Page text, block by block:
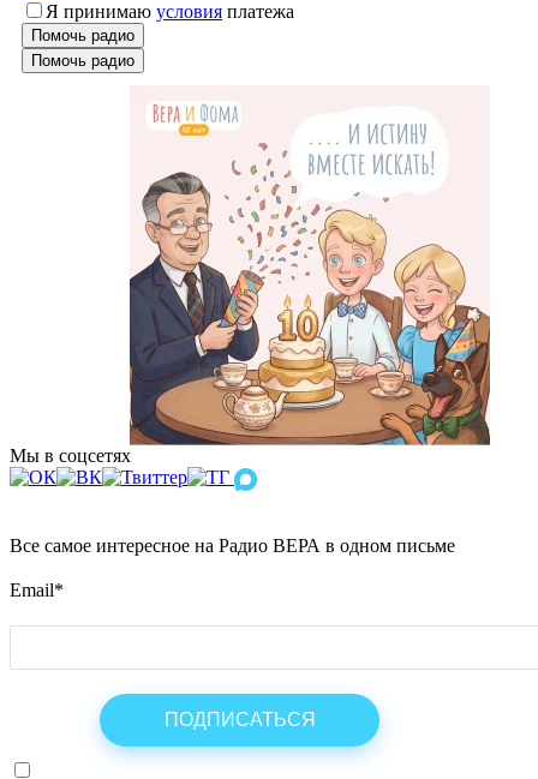
Я принимаю условия платежа
Помочь радио
Помочь радио
Мы в соцсетях
Все самое интересное на Радио ВЕРА в одном письме
Email*